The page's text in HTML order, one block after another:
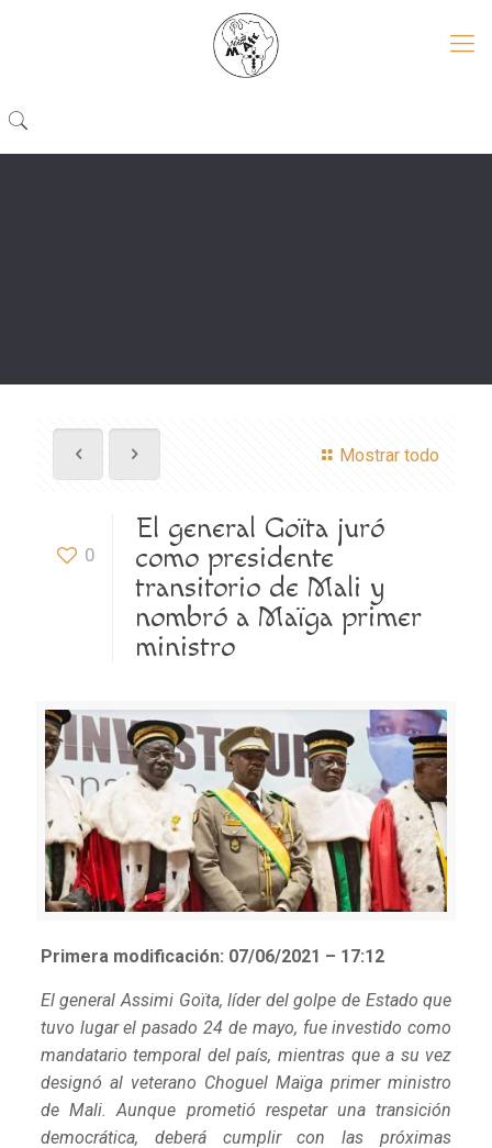
Mostrar todo
0
El general Goïta juró
como presidente
transitorio de Mali y
nombró a Maïga primer
ministro
Primera modificación: 07/06/2021 – 17:12
El general Assimi Goïta, líder del golpe de Estado que
tuvo lugar el pasado 24 de mayo, fue investido como
mandatario temporal del país, mientras que a su vez
designó al veterano Choguel Maïga primer ministro
de Mali. Aunque prometió respetar una transición
democrática, deberá cumplir con las próximas